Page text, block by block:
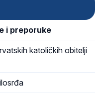
i preporuke
katoličkih obitelji